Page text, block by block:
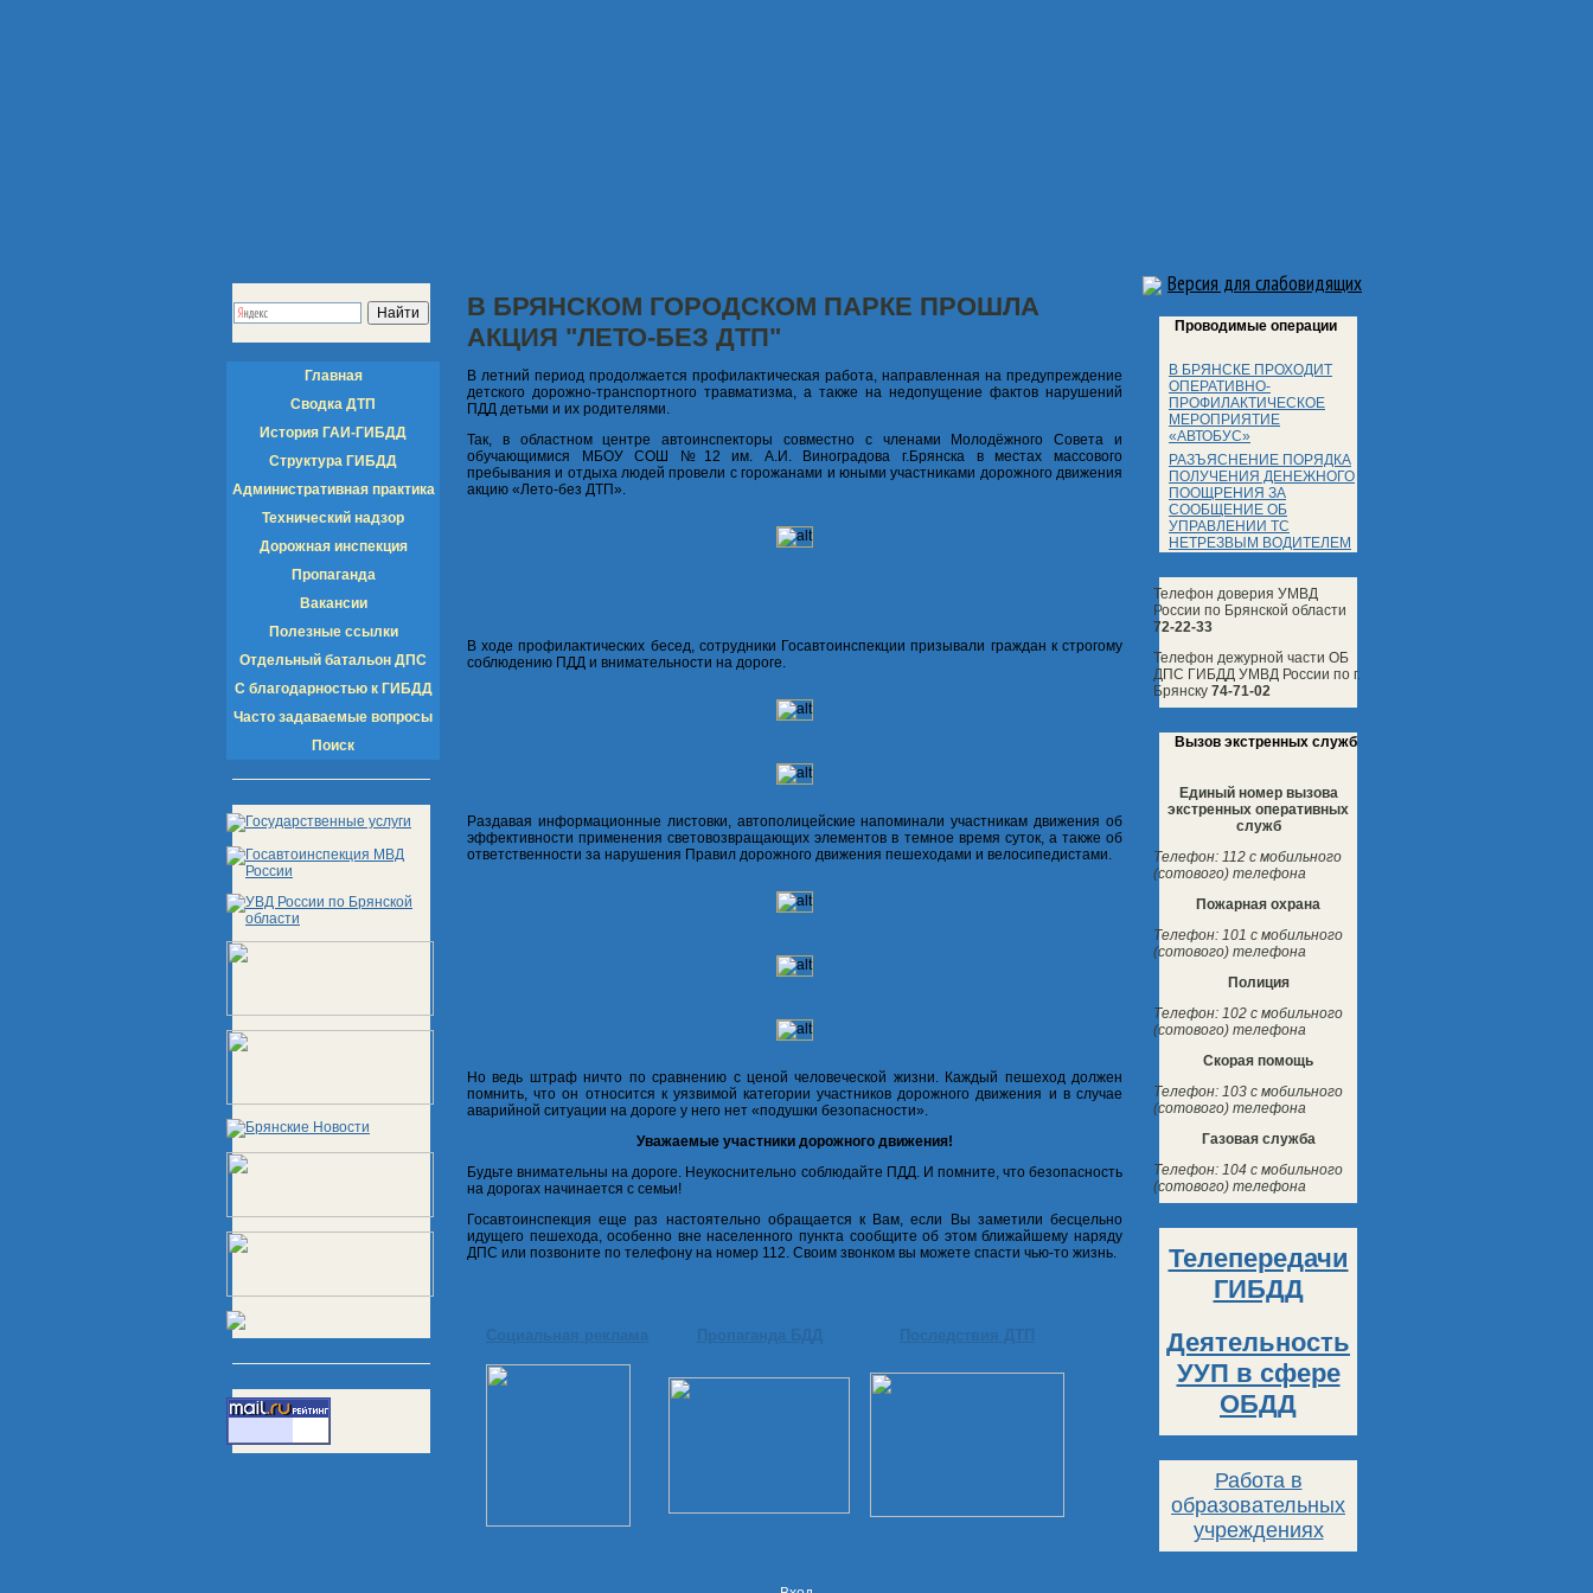
Версия для слабовидящих
Главная
Сводка ДТП
История ГАИ-ГИБДД
Структура ГИБДД
Административная практика
Технический надзор
Дорожная инспекция
Пропаганда
Вакансии
Полезные ссылки
Отдельный батальон ДПС
С благодарностью к ГИБДД
Часто задаваемые вопросы
Поиск
В БРЯНСКОМ ГОРОДСКОМ ПАРКЕ ПРОШЛА
АКЦИЯ "ЛЕТО-БЕЗ ДТП"
В летний период продолжается профилактическая работа, направленная на предупреждение
детского дорожно-транспортного травматизма, а также на недопущение фактов нарушений
ПДД детьми и их родителями.
Так, в областном центре автоинспекторы совместно с членами Молодёжного Совета и
обучающимися МБОУ СОШ №12 им. А.И. Виноградова г.Брянска в местах массового
пребывания и отдыха людей провели с горожанами и юными участниками дорожного движения
акцию «Лето-без ДТП».
В ходе профилактических бесед, сотрудники Госавтоинспекции призывали граждан к строгому
соблюдению ПДД и внимательности на дороге.
Раздавая информационные листовки, автополицейские напоминали участникам движения об
эффективности применения световозвращающих элементов в темное время суток, а также об
ответственности за нарушения Правил дорожного движения пешеходами и велосипедистами.
Но ведь штраф ничто по сравнению с ценой человеческой жизни. Каждый пешеход должен
помнить, что он относится к уязвимой категории участников дорожного движения и в случае
аварийной ситуации на дороге у него нет «подушки безопасности».
Уважаемые участники дорожного движения!
Будьте внимательны на дороге. Неукоснительно соблюдайте ПДД.И помните, чтобезопасность
на дорогах начинается с семьи!
Госавтоинспекция еще раз настоятельно обращается к Вам, если Вы заметили бесцельно
идущего пешехода, особенно вне населенного пункта сообщите об этом ближайшему наряду
ДПС или позвоните по телефону на номер 112. Своим звонком вы можете спасти чью-то жизнь.
Проводимые операции
В БРЯНСКЕ ПРОХОДИТ
ОПЕРАТИВНО-
ПРОФИЛАКТИЧЕСКОЕ
МЕРОПРИЯТИЕ
«АВТОБУС»
РАЗЪЯСНЕНИЕ ПОРЯДКА
ПОЛУЧЕНИЯ ДЕНЕЖНОГО
ПООЩРЕНИЯ ЗА
СООБЩЕНИЕ ОБ
УПРАВЛЕНИИ ТС
НЕТРЕЗВЫМ ВОДИТЕЛЕМ
Телефон доверия УМВД
России по Брянской области
72-22-33
Телефон дежурной части ОБ
ДПС ГИБДД УМВД России по г.
Брянску 74-71-02
Вызов экстренных служб
Единый номер вызова
экстренных оперативных
служб
Телефон: 112 с мобильного
(сотового) телефона
Пожарная охрана
Телефон: 101 с мобильного
(сотового) телефона
Полиция
Телефон: 102 с мобильного
(сотового) телефона
Скорая помощь
Телефон: 103 с мобильного
(сотового) телефона
Газовая служба
Телефон: 104 с мобильного
(сотового) телефона
Телепередачи
ГИБДД
Деятельность
УУП в сфере
ОБДД
Работа в
образовательных
учреждениях